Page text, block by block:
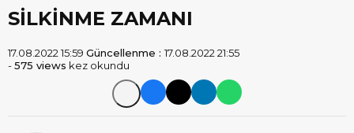
SİLKİNME ZAMANI
17.08.2022 15:59 Güncellenme :17.08.2022 21:55
-575 views kez okundu